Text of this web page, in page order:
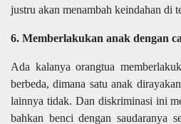
justru akan menambah keindahan di
6. Memberlakukan anak dengan
Ada kalanya orangtua
berbeda, dimana satu anak
lainnya tidak. Dan diskriminasi ini
bahkan benci dengan saudaranya